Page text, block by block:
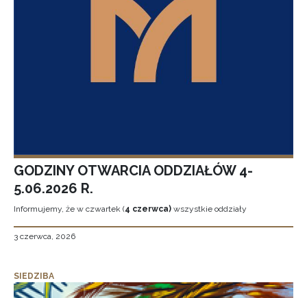
GODZINY OTWARCIA ODDZIAŁÓW 4-
5.06.2026 R.
Informujemy, że w czwartek (4 czerwca) wszystkie oddziały
3 czerwca, 2026
SIEDZIBA